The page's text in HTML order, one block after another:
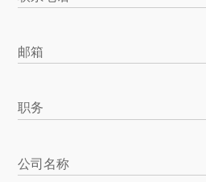
邮箱
职务
公司名称